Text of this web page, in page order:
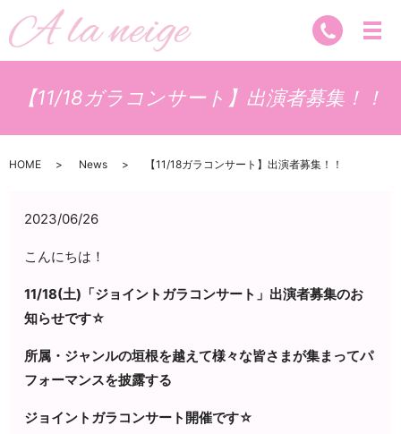
【11/18ガラコンサート】出演者募集！！
HOME News 【11/18ガラコンサート】出演者募集！！
2023/06/26
こんにちは！
11/18(土)「ジョイントガラコンサート」出演者募集のお
知らせです☆
所属・ジャンルの垣根を越えて様々な皆さまが集まってパ
フォーマンスを披露する
ジョイントガラコンサート開催です☆